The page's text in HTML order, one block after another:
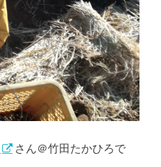
さん＠竹田たかひろで